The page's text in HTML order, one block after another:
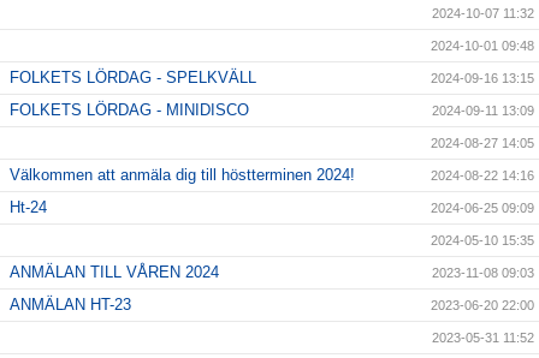
2024-10-07 11:32
2024-10-01 09:48
FOLKETS LÖRDAG - SPELKVÄLL 2024-09-16 13:15
FOLKETS LÖRDAG - MINIDISCO 2024-09-11 13:09
2024-08-27 14:05
Välkommen att anmäla dig till höstterminen 2024! 2024-08-22 14:16
Ht-24 2024-06-25 09:09
2024-05-10 15:35
ANMÄLAN TILL VÅREN 2024 2023-11-08 09:03
ANMÄLAN HT-23 2023-06-20 22:00
2023-05-31 11:52